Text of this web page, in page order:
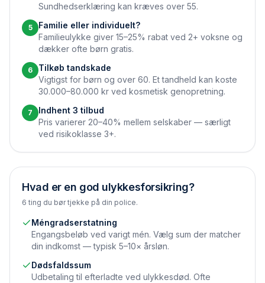
Sundhedserklæring kan kræves over 55.
5
Familie eller individuelt?
Familieulykke giver 15–25% rabat ved 2+ voksne og
dækker ofte børn gratis.
6
Tilkøb tandskade
Vigtigst for børn og over 60. Et tandheld kan koste
30.000–80.000 kr ved kosmetisk genopretning.
7
Indhent 3 tilbud
Pris varierer 20–40% mellem selskaber — særligt
ved risikoklasse 3+.
Hvad er en god ulykkesforsikring?
6 ting du bør tjekke på din police.
Méngradserstatning
Engangsbeløb ved varigt mén. Vælg sum der matcher
din indkomst — typisk 5–10× årsløn.
Dødsfaldssum
Udbetaling til efterladte ved ulykkesdød. Ofte